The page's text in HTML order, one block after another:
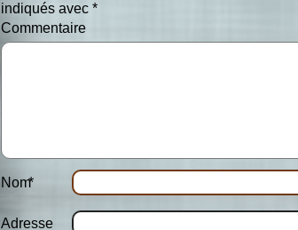
indiqués avec *
Commentaire
Nom
*
Adresse